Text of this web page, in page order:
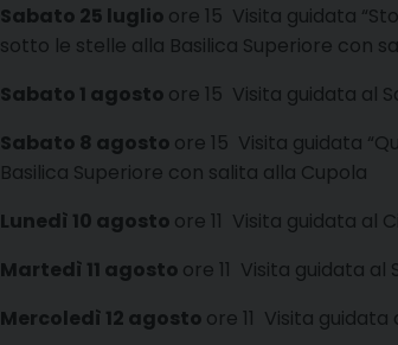
Sabato 25 luglio ore 15 Visita guidata
sotto le stelle alla Basilica Superiore con
Sabato 1 agosto ore 15 Visita guidata al
Sabato 8 agosto ore 15 Visita guidata
Basilica Superiore con salita alla Cupola
Lunedì 10 agosto ore 11 Visita guidata al
Martedì 11 agosto ore 11 Visita guidata
Mercoledì 12 agosto ore 11 Visita